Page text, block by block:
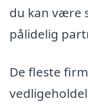
du kan være
pålidelig
De fleste